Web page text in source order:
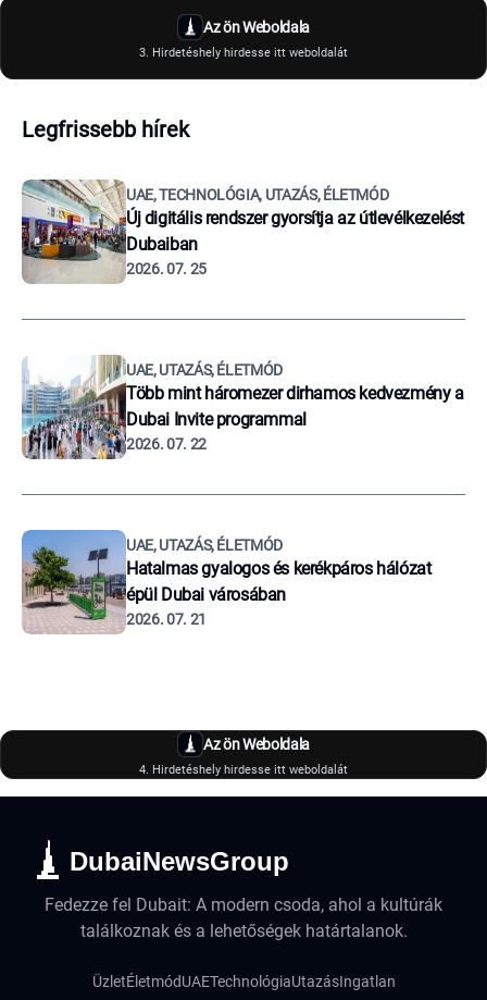
Az ön Weboldala
3. Hirdetéshely hirdesse itt weboldalát
Legfrissebb hírek
UAE, TECHNOLÓGIA, UTAZÁS, ÉLETMÓD
Új digitális rendszer gyorsítja az útlevélkezelést
Dubaiban
2026. 07. 25
UAE, UTAZÁS, ÉLETMÓD
Több mint háromezer dirhamos kedvezmény a
Dubai Invite programmal
2026. 07. 22
UAE, UTAZÁS, ÉLETMÓD
Hatalmas gyalogos és kerékpáros hálózat
épül Dubai városában
2026. 07. 21
Az ön Weboldala
4. Hirdetéshely hirdesse itt weboldalát
DubaiNewsGroup
Fedezze fel Dubait: A modern csoda, ahol a kultúrák
találkoznak és a lehetőségek határtalanok.
ÜzletÉletmódUAETechnológiaUtazásIngatlan